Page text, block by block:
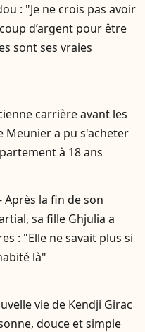
: "Je ne crois pas avoir
d’argent pour être
sont ses vraies
carrière avant les
Meunier a pu s'acheter
à 18 ans
Après la fin de son
sa fille Ghjulia a
: "Elle ne savait plus si
là"
vie de Kendji Girac
douce et simple